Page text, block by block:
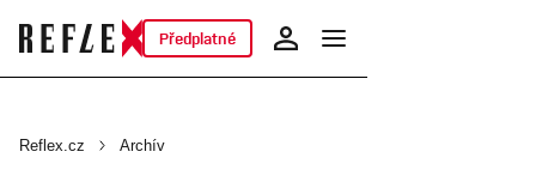
Předplatné
Reflex.cz Archív